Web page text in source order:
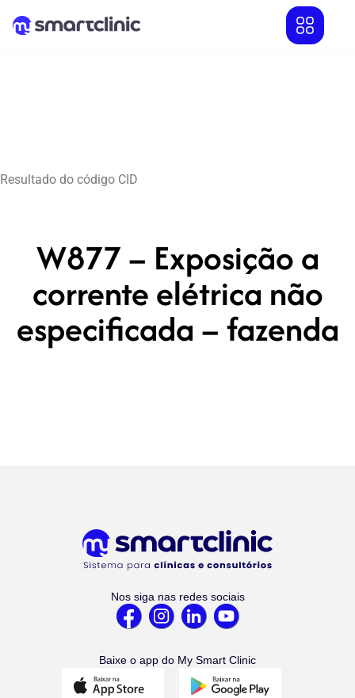
Resultado do código CID
W877 – Exposição a
corrente elétrica não
especificada – fazenda
Nos siga nas redes sociais
Baixe o app do My Smart Clinic